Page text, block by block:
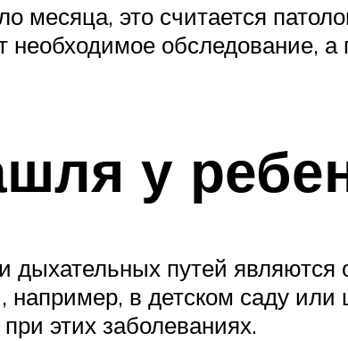
месяца, это считается
необходимое обследование,
у
путей являются
например, в детском саду
этих заболеваниях.